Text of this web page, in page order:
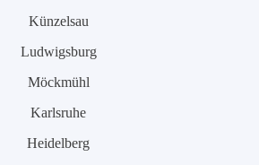
Künzelsau
Ludwigsburg
Möckmühl
Karlsruhe
Heidelberg